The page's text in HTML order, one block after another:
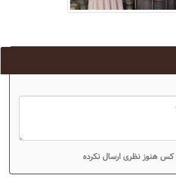
هنوز نظری ارسال نکرده